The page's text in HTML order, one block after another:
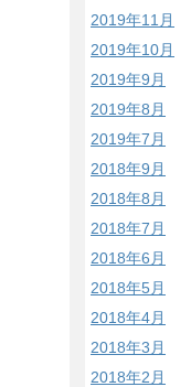
2019年11月
2019年10月
2019年9月
2019年8月
2019年7月
2018年9月
2018年8月
2018年7月
2018年6月
2018年5月
2018年4月
2018年3月
2018年2月